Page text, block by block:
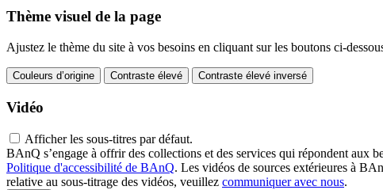
Thème visuel de la page
Ajustez le thème du site à vos besoins en cliquant sur les boutons ci-
Couleurs d’origine Contraste élevé Contraste élevé inversé
Vidéo
Afficher les sous-titres par défaut.
BAnQ s’engage à offrir des collections et des services qui répondent aux
Politique d'accessibilité de BAnQ. Les vidéos de sources extérieures à
relative au sous-titrage des vidéos, veuillez communiquer avec nous.